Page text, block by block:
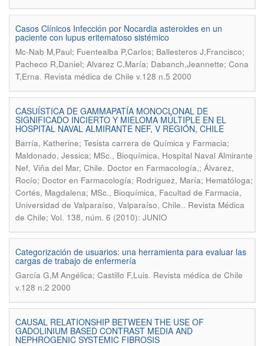
Casos Clínicos Infección por Nocardia asteroides en un
paciente con lupus eritematoso sistémico
Mc-Nab M,Paul; Fuentealba P,Carlos; Ballesteros J,Francisco;
Pacheco R,Daniel; Alvarez C,María; Dabanch,Jeannette; Cona
T,Erna. Revista médica de Chile v.128 n.5 2000
CASUÍSTICA DE GAMMAPATÍA MONOCLONAL DE
SIGNIFICADO INCIERTO Y MIELOMA MÚLTIPLE EN EL
HOSPITAL NAVAL ALMIRANTE NEF, V REGIÓN, CHILE
Barría, Katherine; Tesista carrera de Química y Farmacia;
Maldonado, Jessica; MSc., Bioquímica, Hospital Naval Almirante
Nef, Viña del Mar, Chile. Doctor en Farmacología,; Álvarez,
Rocío; Doctor en Farmacología; Rodríguez, María; Hematóloga;
Cortés, Magdalena; MSc., Bioquímica, Facultad de Farmacia,
Universidad de Valparaíso, Valparaíso, Chile.. Revista Médica
de Chile; Vol. 138, núm. 6 (2010): JUNIO
Categorización de usuarios: una herramienta para evaluar las
cargas de trabajo de enfermería
García G,M Angélica; Castillo F,Luis. Revista médica de Chile
v.128 n.2 2000
CAUSAL RELATIONSHIP BETWEEN THE USE OF
GADOLINIUM BASED CONTRAST MEDIA AND
NEPHROGENIC SYSTEMIC FIBROSIS